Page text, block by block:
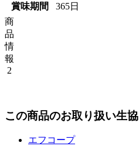
賞味期間
365日
商
品
情
報
2
この商品のお取り扱い生協
エフコープ